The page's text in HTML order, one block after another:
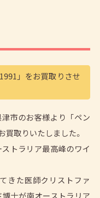
」をお買取りさせ
市のお客様より「ペン
取りいたしました。
トラリア最高峰のワイ
きた医師クリストファ
士が南オーストラリア